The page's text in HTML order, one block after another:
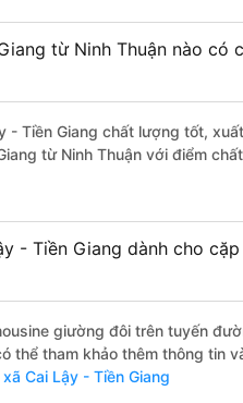
từ Ninh Thuận nào có
- Tiền Giang chất lượng tốt,
từ Ninh Thuận với điểm
- Tiền Giang dành cho
giường đôi trên tuyến
thể tham khảo thêm thông tin
Cai Lậy - Tiền Giang